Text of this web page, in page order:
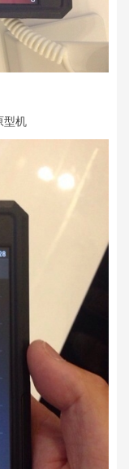
型机